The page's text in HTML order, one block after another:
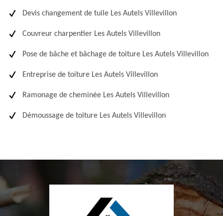
Devis changement de tuile Les Autels Villevillon
Couvreur charpentier Les Autels Villevillon
Pose de bâche et bâchage de toiture Les Autels Villevillon
Entreprise de toiture Les Autels Villevillon
Ramonage de cheminée Les Autels Villevillon
Démoussage de toiture Les Autels Villevillon